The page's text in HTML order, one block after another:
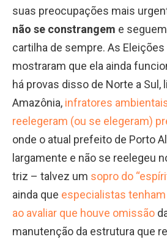
suas preocupações mais
não se constrangem e
cartilha de sempre. As
mostraram que ela ainda
há provas disso de Norte a Sul,
Amazônia, infratores
reelegeram (ou se elegeram)
onde o atual prefeito de Porto
largamente e não se reelegeu
triz – talvez um sopro do
ainda que especialistas
ao avaliar que houve omissão
manutenção da estrutura que